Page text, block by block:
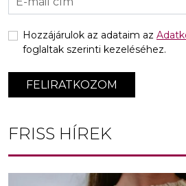
FELIRATKOZOM
Hozzájárulok az adataim az
foglaltak szerinti kezeléséhez.
FRISS HÍREK